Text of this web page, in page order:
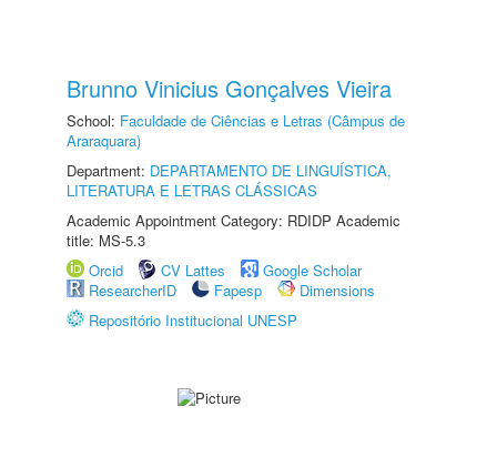
Brunno Vinicius Gonçalves Vieira
School: Faculdade de Ciências e Letras (Câmpus de
Araraquara)
Department: DEPARTAMENTO DE LINGUÍSTICA,
LITERATURA E LETRAS CLÁSSICAS
Academic Appointment Category: RDIDP Academic
title: MS-5.3
Orcid
CV Lattes
Google Scholar
ResearcherID
Fapesp
Dimensions
Repositório Institucional UNESP